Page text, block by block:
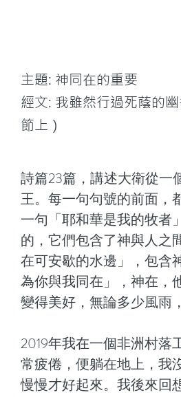
主題: 神同在的重要
經文: 我雖然行過死蔭的
節上）
詩篇23篇，講述大衛從一
王。每一句句號的前面，
一句「耶和華是我的牧者
的，它們包含了神與人之
在可安歇的水邊」，包含
為你與我同在」，神在，
變得美好，無論多少風雨
2019年我在一個非洲村
常疲倦，便躺在地上，我
慢慢才好起來。我後來回